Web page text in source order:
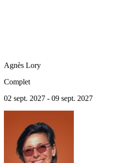
Agnès Lory
Complet
02 sept. 2027 - 09 sept. 2027